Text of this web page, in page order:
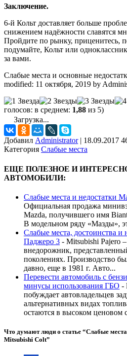
Заключение.
6-й Кольт доставляет больше
снижением надёжности славятся
Пройдите по рынку, приценитесь,
подумайте, Кольт или
за вами.
Слабые места и основные
modified: 11 октября, 2019 by
голосов: в среднем: 1,88 из 5)
Загрузка...
Добавил Administrator | 18.09.2017
Категория Слабые места
ЕЩЕ ПОЛЕЗНОЕ И
АВТОМОБИЛИ:
Слабые места и недостатки
Официальная продажа
Mazda, получившего имя
В модельном ряду «Мазды»,
Слабые места, достоинства
Паджеро 3 - Mitsubishi Pajero
внедорожник,
поколениях. Производство
давно, еще в 1981 г. Авто...
Перевести автомобиль с
минусы использования ГБО -
побуждает автовладельцев
альтернативных видах
остаются в высоком ценовом
Что думают люди о статье “Слабые
Mitsubishi Colt”